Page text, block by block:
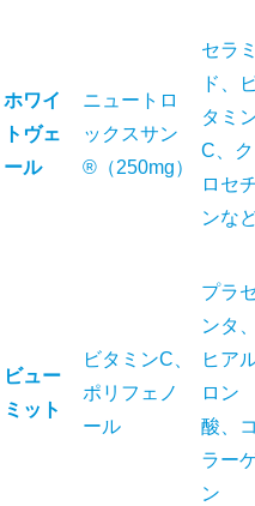
ホワイ
トヴェ
ール
ニュートロ
ックスサン
®（250mg）
セラミ
ド、
タミ
C、ク
ロセ
ンな
ビュー
ミット
ビタミンC、
ポリフェノ
ール
プラ
ンタ、
ヒア
ロン
酸、コ
ラー
ン